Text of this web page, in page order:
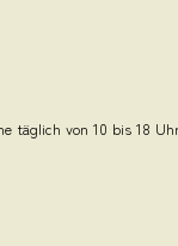
täglich von 10 bis 18